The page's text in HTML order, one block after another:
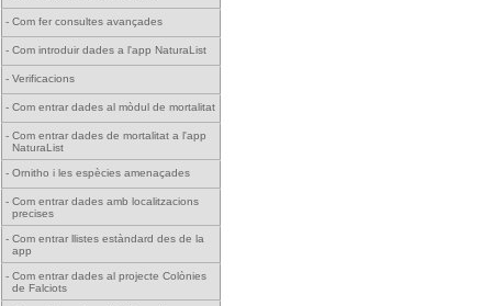
- Com fer consultes avançades
- Com introduir dades a l'app NaturaList
- Verificacions
- Com entrar dades al mòdul de mortalitat
- Com entrar dades de mortalitat a l'app
NaturaList
- Ornitho i les espècies amenaçades
- Com entrar dades amb localitzacions
precises
- Com entrar llistes estàndard des de la
app
- Com entrar dades al projecte Colònies
de Falciots